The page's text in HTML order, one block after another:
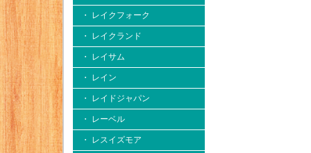
・ レイクフォーク
・ レイクランド
・ レイサム
・ レイン
・ レイドジャパン
・ レーベル
・ レスイズモア